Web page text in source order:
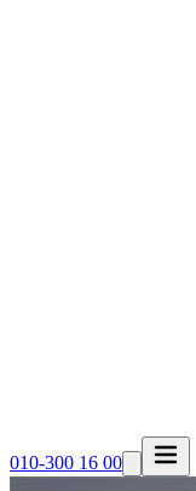
010-300 16 00